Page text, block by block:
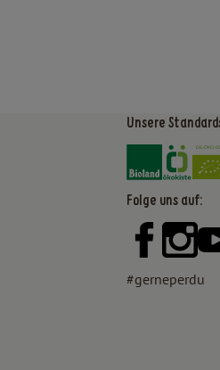
Unsere
Folge uns auf:
#gerneperdu